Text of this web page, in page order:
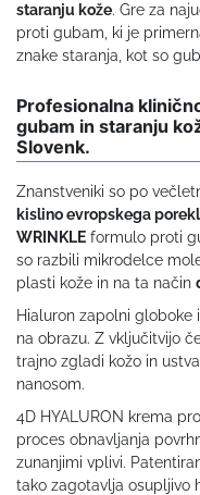
staranju kože. Gre za
proti gubam, ki je
znake staranja, kot so
Profesionalna
gubam in staranju
Slovenk.
Znanstveniki so po
kislino evropskega
WRINKLE formulo proti
so razbili mikrodelce
plasti kože in na ta način
Hialuron zapolni globoke
na obrazu. Z vključitvijo
trajno zgladi kožo in
nanosom.
4D HYALURON krema
proces obnavljanja
zunanjimi vplivi.
tako zagotavlja osupljivo